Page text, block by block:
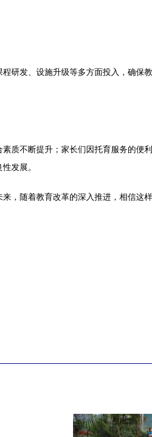
研发、设施升级等多方面投入，确保
质不断提升；家长们因托育服务的便
发展。
，随着教育改革的深入推进，相信这